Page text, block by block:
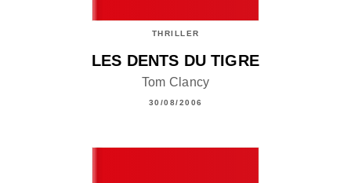
THRILLER
LES DENTS DU TIGRE
Tom Clancy
30/08/2006